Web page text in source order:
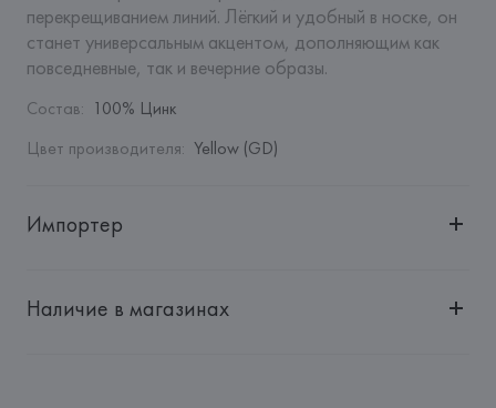
перекрещиванием линий. Лёгкий и удобный в носке, он
станет универсальным акцентом, дополняющим как
повседневные, так и вечерние образы.
Состав: 100% Цинк
Цвет производителя: Yellow (GD)
Импортер
"БелВиринея"
Наличие в магазинах